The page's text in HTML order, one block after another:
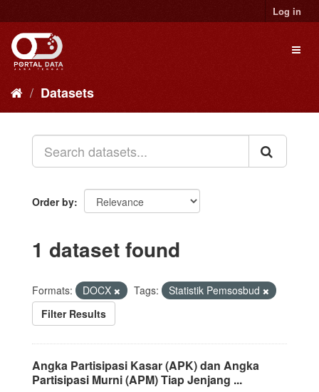
to
content
Log in
Datasets
Order by
1 dataset found
Formats: DOCX Tags:
Statistik Pemsosbud
Filter Results
Angka Partisipasi Kasar (APK) dan Angka
Partisipasi Murni (APM) Tiap Jenjang ...